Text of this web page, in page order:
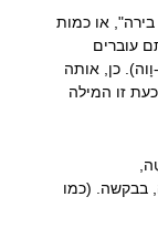
או כמות
עוברים
וָוה). כן, אותה
זו המילה
בבקשה. (כמו